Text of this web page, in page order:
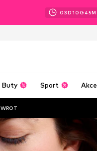
03D10 G 45M
Buty Sport